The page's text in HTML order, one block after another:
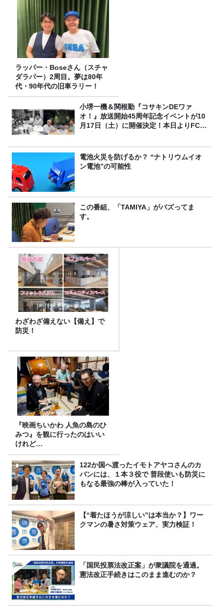
ラッパー・Boseさん（スチャ
ダラパー）2周目。夢は80年
代・90年代の旧車ラリー！
小堺一機＆関根勤『コサキンDEワァ
オ！』放送開始45周年記念イベントが10
月17日（土）に開催決定！本日よりFC先
電池火災を防げるか？ “ナトリウムイオ
ン電池”の可能性
この番組、「TAMIYA」がバズってま
す。
わざわざ備えない【備え】で
防災！
『映画ちいかわ 人魚の島のひ
みつ』を観に行ったのはいい
けれど…
122か国へ渡ったイモトアヤコさんのカ
バンには、１本３役で 普段使いも防災に
もなる最強の棒が入っていた！
【“着たほうが涼しい”は本当か？】ワー
クマンの暑さ対策ウェア、実力検証！
「国民投票法改正案」が衆議院を通過。
憲法改正手続きはこのまま進むのか？